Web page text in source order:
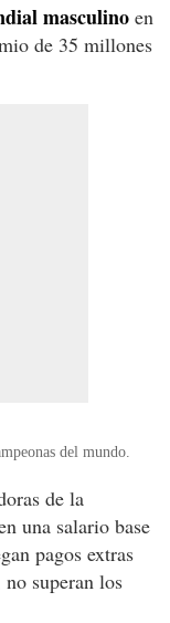
masculino en
de 35 millones
del mundo.
de la
una salario base
pagos extras
superan los